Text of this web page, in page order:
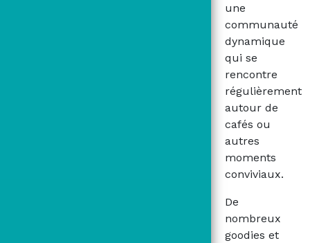
une
communauté
dynamique
qui se
rencontre
régulièrement
autour de
cafés ou
autres
moments
conviviaux.
De
nombreux
goodies et